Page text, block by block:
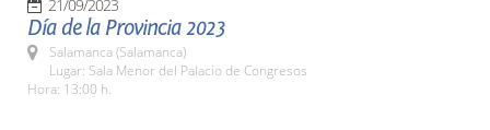
21/09/2023
Día de la Provincia 2023
Salamanca (Salamanca)
Lugar: Sala Menor del Palacio de Congresos
Hora: 13:00 h.